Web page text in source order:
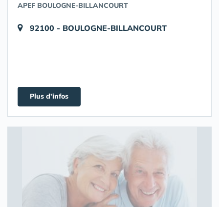
APEF BOULOGNE-BILLANCOURT
92100 - BOULOGNE-BILLANCOURT
Plus d'infos